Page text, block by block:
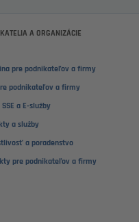
A ORGANIZÁCIE
pre podnikateľov a firmy
podnikateľov a firmy
a E-služby
a služby
a poradenstvo
pre podnikateľov a firmy